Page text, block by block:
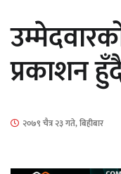
प्रकाशन
२०७९ चैत्र २३ गते, बिहीबार